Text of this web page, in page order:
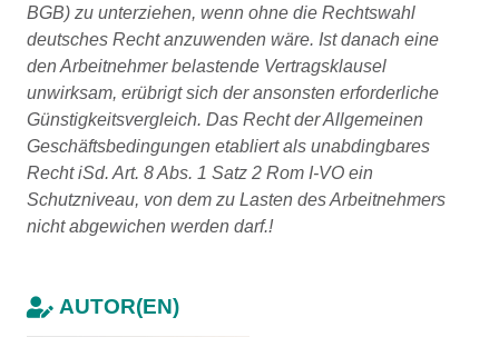
BGB) zu unterziehen, wenn ohne die Rechtswahl
deutsches Recht anzuwenden wäre. Ist danach eine
den Arbeitnehmer belastende Vertragsklausel
unwirksam, erübrigt sich der ansonsten erforderliche
Günstigkeitsvergleich. Das Recht der Allgemeinen
Geschäftsbedingungen etabliert als unabdingbares
Recht iSd. Art. 8 Abs. 1 Satz 2 Rom I-VO ein
Schutzniveau, von dem zu Lasten des Arbeitnehmers
nicht abgewichen werden darf.!
AUTOR(EN)